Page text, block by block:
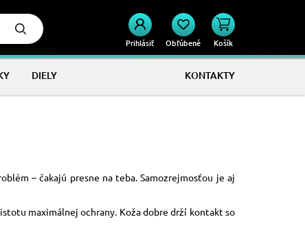
Prihlásiť Obľúbené Košík
DIELY KONTAKTY
– čakajú presne na teba. Samozrejmosťou je aj
maximálnej ochrany. Koža dobre drží kontakt so